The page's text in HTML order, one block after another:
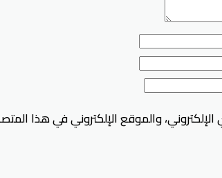
والموقع الإلكتروني في هذا